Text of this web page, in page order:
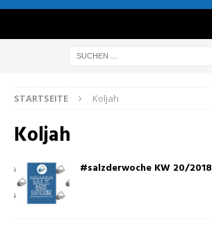
STARTSEITE Koljah
Koljah
#salzderwoche KW 20/2018